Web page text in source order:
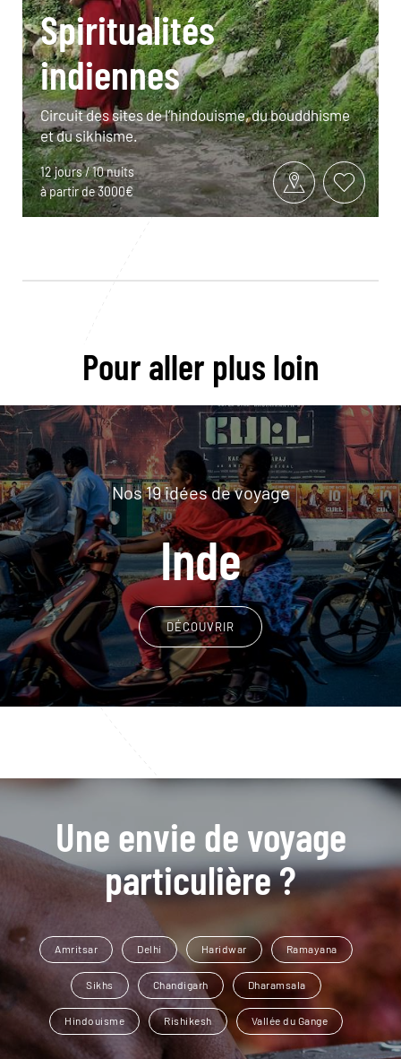
Spiritualités
indiennes
Circuit des sites de l’hindouisme, du bouddhisme
et du sikhisme.
12 jours / 10 nuits
à partir de 3000€
Pour aller plus loin
Nos 19 idées de voyage
Inde
DÉCOUVRIR
Une envie de voyage
particulière ?
Amritsar Delhi Haridwar Ramayana
Sikhs Chandigarh Dharamsala
Hindouisme Rishikesh Vallée du Gange